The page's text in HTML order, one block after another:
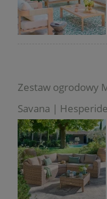
Zestaw ogrodowy
Savana | Hesperide